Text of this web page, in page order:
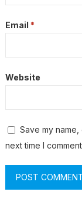
Email *
Website
Save my
next time I